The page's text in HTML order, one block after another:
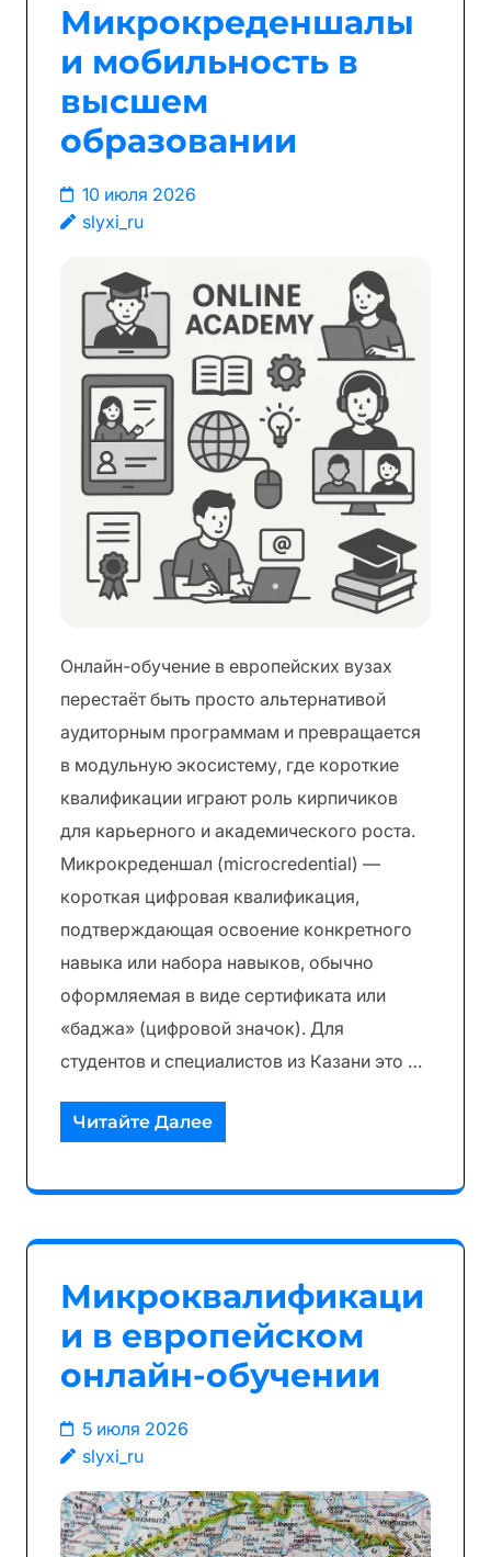
Микрокреденшалы
и мобильность в
высшем
образовании
10 июля 2026
slyxi_ru
Онлайн-обучение в европейских вузах
перестаёт быть просто альтернативой
аудиторным программам и превращается
в модульную экосистему, где короткие
квалификации играют роль кирпичиков
для карьерного и академического роста.
Микрокреденшал (microcredential) —
короткая цифровая квалификация,
подтверждающая освоение конкретного
навыка или набора навыков, обычно
оформляемая в виде сертификата или
«баджа» (цифровой значок). Для
студентов и специалистов из Казани это …
Читайте Далее
Микроквалификаци
и в европейском
онлайн-обучении
5 июля 2026
slyxi_ru